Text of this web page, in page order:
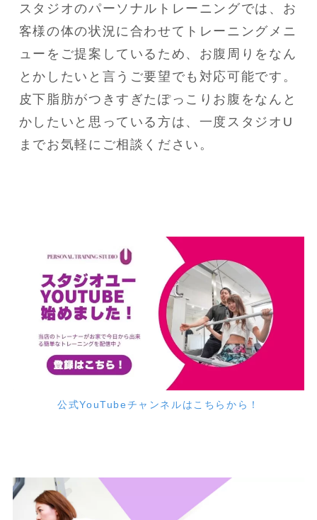
スタジオのパーソナルトレーニングでは、お
客様の体の状況に合わせてトレーニングメニ
ューをご提案しているため、お腹周りをなん
とかしたいと言うご要望でも対応可能です。
皮下脂肪がつきすぎたぽっこりお腹をなんと
かしたいと思っている方は、一度スタジオU
までお気軽にご相談ください。
公式YouTubeチャンネルはこちらから！